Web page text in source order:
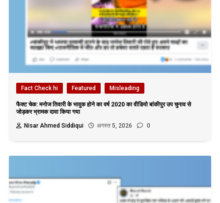
Fact Check hi Featured Misleading
फैक्ट चेक: मनोज तिवारी के भावुक होने का वर्ष 2020 का वीडियो बांकीपुर उप चुनाव से
जोड़कर भ्रामक दावा किया गया
Nisar Ahmed Siddiqui
अगस्त 5, 2026 0